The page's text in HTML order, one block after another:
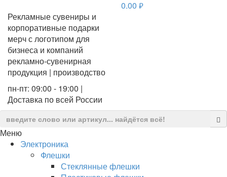
Рекламные сувениры и
корпоративные подарки
мерч с логотипом для
бизнеса и компаний
рекламно-сувенирная
продукция | производство
пн-пт: 09:00 - 19:00 |
Доставка по всей России
0.00 руб.
Меню
Электроника
Флешки
Стеклянные флешки